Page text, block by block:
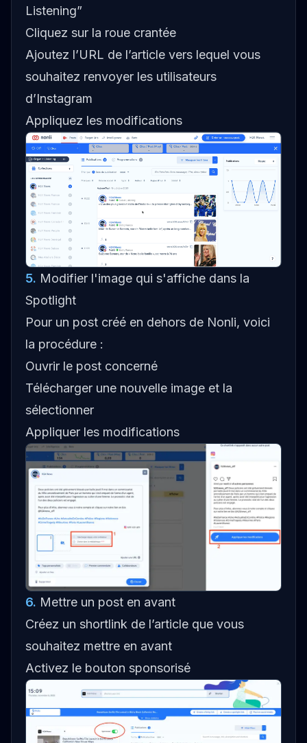
Listening”
Cliquez sur la roue crantée
Ajoutez l’URL de l’article vers lequel vous
souhaitez renvoyer les utilisateurs
d’Instagram
Appliquez les modifications
5. Modifier l'image qui s'affiche dans la
Spotlight
Pour un post créé en dehors de Nonli, voici
la procédure :
Ouvrir le post concerné
Télécharger une nouvelle image et la
sélectionner
Appliquer les modifications
6. Mettre un post en avant
Créez un shortlink de l’article que vous
souhaitez mettre en avant
Activez le bouton sponsorisé